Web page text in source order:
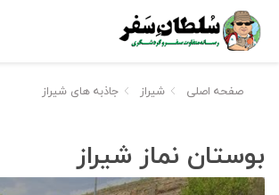
صفحه اصلی شیراز جاذبه های شیراز
بوستان نماز شیراز